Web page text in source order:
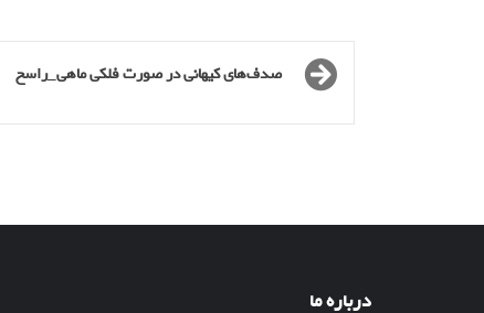
صدف‌های کیهانی در صورت فلکی ماهی_راسخ
درباره ما